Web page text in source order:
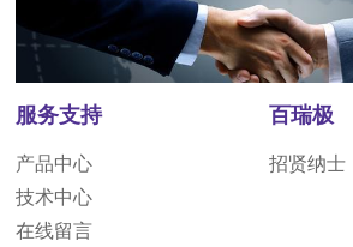
服务支持
产品中心
技术中心
在线留言
百瑞极
招贤纳士